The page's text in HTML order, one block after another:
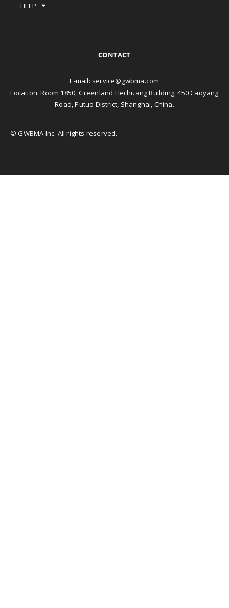
HELP
CONTACT
E-mail: service@gwbma.com
Location: Room 1850, Greenland Hechuang Building, 450 Caoyang
Road, Putuo District, Shanghai, China.
© GWBMA Inc. All rights reserved.